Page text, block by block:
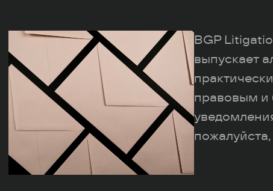
BGP
выпускает
правовым и